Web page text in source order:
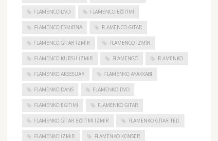
FLAMENCO DVD FLAMENCO EĞITIMI
FLAMENCO ESMIRNA FLAMENCO GITAR
FLAMENCO GITAR İZMIR FLAMENCO IZMIR
FLAMENCO KURSU İZMIR FLAMENGO FLAMENKO
FLAMENKO AKSESUAR FLAMENKO AYAKKABI
FLAMENKO DANS FLAMENKO DVD
FLAMENKO EĞITIMI FLAMENKO GITAR
FLAMENKO GITAR EĞITIMI İZMIR FLAMENKO GITAR TELI
FLAMENKO IZMIR FLAMENKO KONSER